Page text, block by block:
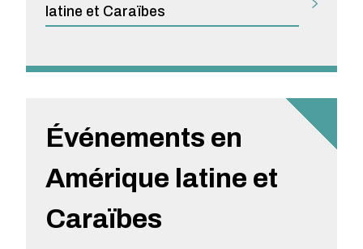
latine et Caraïbes
Événements en
Amérique latine et
Caraïbes